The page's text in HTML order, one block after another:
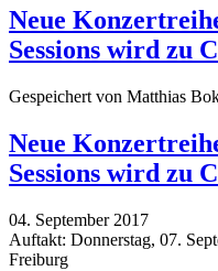
Neue
Sessions wird zu
Gespeichert von Matthias
Neue
Sessions wird zu
04. September 2017
Auftakt: Donnerstag, 07.
Freiburg